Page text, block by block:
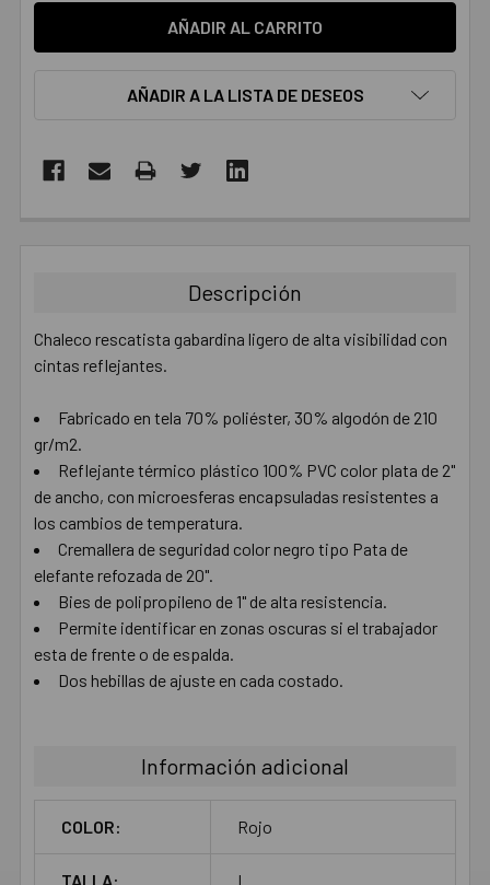
AÑADIR A LA LISTA DE DESEOS
AL CARRITO
Descripción
Chaleco rescatista gabardina ligero de alta visibilidad con
cintas reflejantes.
Fabricado en tela 70% poliéster, 30% algodón de 210
gr/m2.
Reflejante térmico plástico 100% PVC color plata de 2"
de ancho, con microesferas encapsuladas resistentes a
los cambios de temperatura.
Cremallera de seguridad color negro tipo Pata de
elefante refozada de 20".
Bies de polipropileno de 1" de alta resistencia.
Permite identificar en zonas oscuras si el trabajador
esta de frente o de espalda.
Dos hebillas de ajuste en cada costado.
Información adicional
COLOR: Rojo
TALLA: L